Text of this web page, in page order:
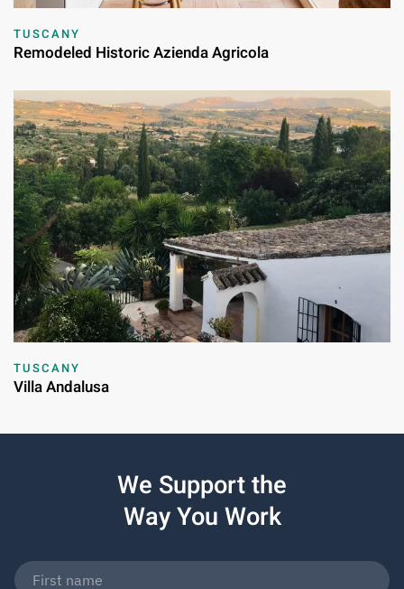
TUSCANY
Remodeled Historic Azienda Agricola
TUSCANY
Villa Andalusa
We Support the
Way You Work